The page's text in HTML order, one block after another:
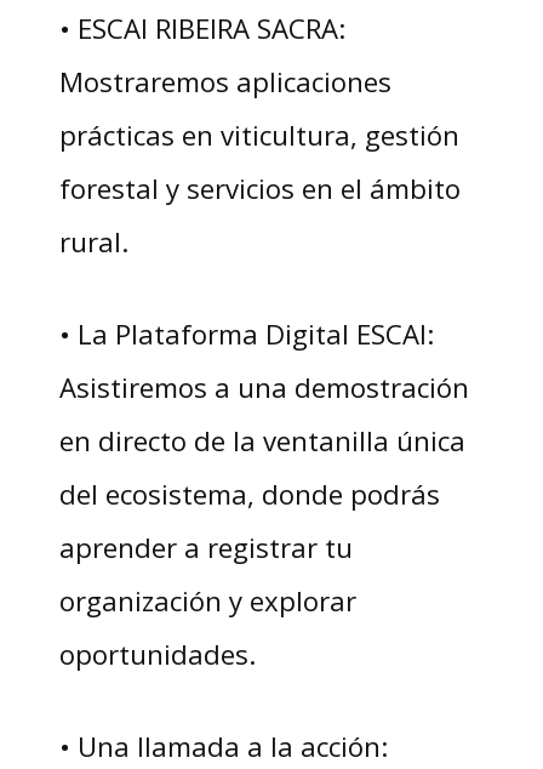
• ESCAI RIBEIRA SACRA:
Mostraremos aplicaciones
prácticas en viticultura, gestión
forestal y servicios en el ámbito
rural.
• La Plataforma Digital ESCAI:
Asistiremos a una demostración
en directo de la ventanilla única
del ecosistema, donde podrás
aprender a registrar tu
organización y explorar
oportunidades.
• Una llamada a la acción: